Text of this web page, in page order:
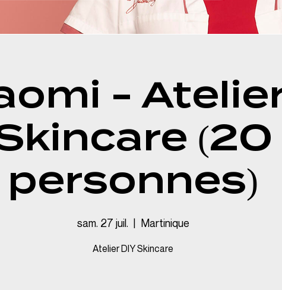
-
(20
personnes)
sam. 27 juil.
  |
Martinique
Atelier DIY Skincare